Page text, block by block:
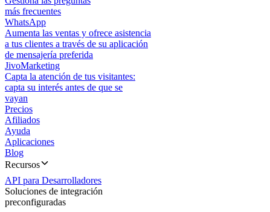
más frecuentes
WhatsApp
Aumenta las ventas y ofrece asistencia
a tus clientes a través de su aplicación
de mensajería preferida
JivoMarketing
Capta la atención de tus visitantes:
capta su interés antes de que se
vayan
Precios
Afiliados
Ayuda
Aplicaciones
Blog
Recursos
API para Desarrolladores
Soluciones de integración
preconfiguradas